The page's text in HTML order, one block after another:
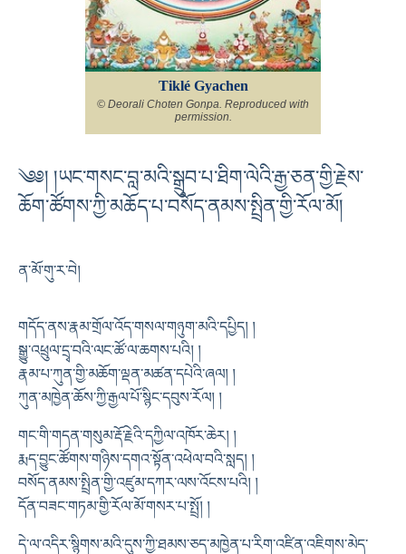
Tiklé Gyachen
© Deorali Choten Gonpa. Reproduced with
permission.
༄༅། །ཡང་གསང་བླ་མའི་སྒྲུབ་པ་ཐིག་ལེའི་རྒྱ་ཅན་གྱི་རྗེས་
ཆོག་ཚོགས་ཀྱི་མཆོད་པ་བསོད་ནམས་སྤྲིན་གྱི་རོལ་མོ།
ན་མོ་གུ་ར་བེ།
གདོད་ནས་རྣམ་གྲོལ་འོད་གསལ་གཉུག་མའི་དཔྱིད། །
སྒྱུ་འཕྲུལ་དྲྭ་བའི་ལང་ཚོ་ལ་ཆགས་པའི། །
རྣམ་པ་ཀུན་གྱི་མཆོག་ལྡན་མཚན་དཔེའི་ཞལ། །
ཀུན་མཁྱེན་ཆོས་ཀྱི་རྒྱལ་པོ་སྙིང་དབུས་རོལ། །
གང་གི་གདན་གསུམ་རྡོ་རྗེའི་དཀྱིལ་འཁོར་ཆེར། །
རྨད་བྱུང་ཚོགས་གཉིས་དགའ་སྟོན་འཕེལ་བའི་སླད། །
བསོད་ནམས་སྤྲིན་གྱི་འཛུམ་དཀར་ལས་འོངས་པའི། །
དོན་བཟང་གཏམ་གྱི་རོལ་མོ་གསར་པ་སྤྲོ། །
དེ་ལ་འདིར་སྙིགས་མའི་དུས་ཀྱི་ཐམས་ཅད་མཁྱེན་པ་རིག་འཛིན་འཇིགས་མེད་